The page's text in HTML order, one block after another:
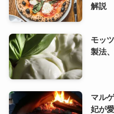
解説
モッ
製法
マル
妃が